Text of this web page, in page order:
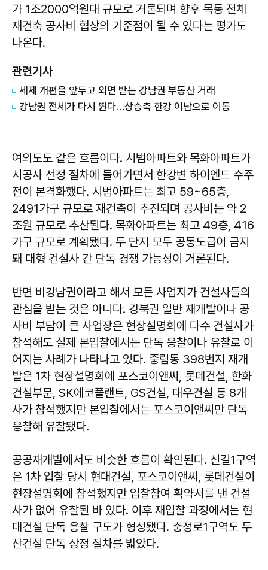
가 1조2000억원대 규모로 거론되며 향후 목동 전체
재건축 공사비 협상의 기준점이 될 수 있다는 평가도
나온다.
관련기사
세제 개편을 앞두고 외면 받는 강남권 부동산 거래
강남권 전세가 다시 뛴다…상승축 한강 이남으로 이동
여의도도 같은 흐름이다. 시범아파트와 목화아파트가
시공사 선정 절차에 들어가면서 한강변 하이엔드 수주
전이 본격화했다. 시범아파트는 최고 59~65층,
2491가구 규모로 재건축이 추진되며 공사비는 약 2
조원 규모로 추산된다. 목화아파트는 최고 49층, 416
가구 규모로 계획됐다. 두 단지 모두 공동도급이 금지
돼 대형 건설사 간 단독 경쟁 가능성이 거론된다.
반면 비강남권이라고 해서 모든 사업지가 건설사들의
관심을 받는 것은 아니다. 강북권 일반 재개발이나 공
사비 부담이 큰 사업장은 현장설명회에 다수 건설사가
참석해도 실제 본입찰에서는 단독 응찰이나 유찰로 이
어지는 사례가 나타나고 있다. 중림동 398번지 재개
발은 1차 현장설명회에 포스코이앤씨, 롯데건설, 한화
건설부문, SK에코플랜트, GS건설, 대우건설 등 8개
사가 참석했지만 본입찰에서는 포스코이앤씨만 단독
응찰해 유찰됐다.
공공재개발에서도 비슷한 흐름이 확인된다. 신길1구역
은 1차 입찰 당시 현대건설, 포스코이앤씨, 롯데건설이
현장설명회에 참석했지만 입찰참여 확약서를 낸 건설
사가 없어 유찰된 바 있다. 이후 재입찰 과정에서는 현
대건설 단독 응찰 구도가 형성됐다. 충정로1구역도 두
산건설 단독 상정 절차를 밟았다.